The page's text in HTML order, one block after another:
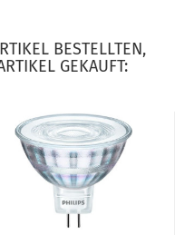
BESTELLTEN,
GEKAUFT: